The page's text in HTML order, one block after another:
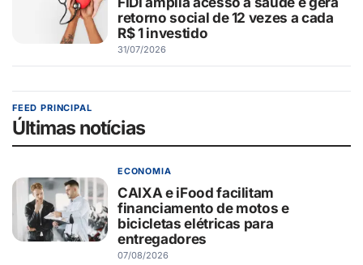
retorno social de 12 vezes a cada
R$ 1 investido
31/07/2026
FEED PRINCIPAL
Últimas notícias
ECONOMIA
CAIXA e iFood facilitam
financiamento de motos e
bicicletas elétricas para
entregadores
07/08/2026